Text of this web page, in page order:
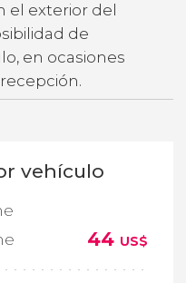
el exterior del
de
en ocasiones
vehículo
44 US$